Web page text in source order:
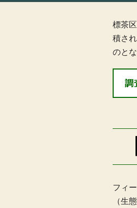
標茶
積さ
のと
調
フィ
（生